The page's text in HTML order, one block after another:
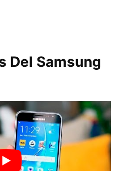
Del Samsung